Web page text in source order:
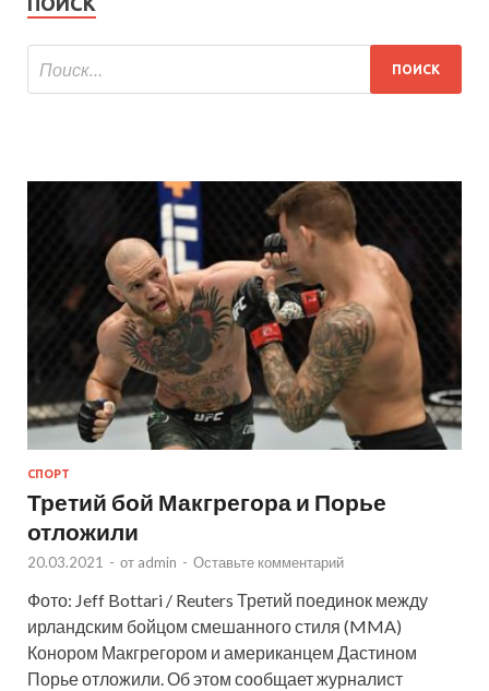
СПОРТ
Третий бой Макгрегора и Порье
отложили
20.03.2021 - от admin - Оставьте комментарий
Фото: Jeff Bottari / Reuters Третий поединок между
ирландским бойцом смешанного стиля (MMA)
Конором Макгрегором и американцем Дастином
Порье отложили. Об этом сообщает журналист